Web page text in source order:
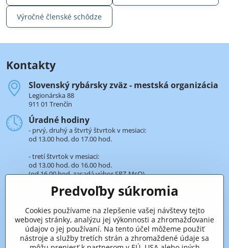
Výročné členské schôdze
Kontakty
Slovenský rybársky zväz - mestská organizácia
Legionárska 88
911 01 Trenčín
Úradné hodiny
- prvý, druhý a štvrtý štvrtok v mesiaci:
od 13.00 hod. do 17.00 hod.
- tretí štvrtok v mesiaci:
od 13.00 hod. do 16.00 hod.
(od 16.00 hod. zasadá výbor SRZ-MsO).
+421 32 652 59 25
Pridaje sa k nám aj na sieťach
Facebook
Predvoľby súkromia
Cookies používame na zlepšenie vašej návštevy tejto
webovej stránky, analýzu jej výkonnosti a zhromažďovanie
údajov o jej používaní. Na tento účel môžeme použiť
nástroje a služby tretích strán a zhromaždené údaje sa